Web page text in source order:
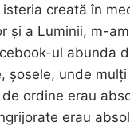
creată în
și a Luminii, m-
ul abunda
șosele, unde
ordine erau
erau